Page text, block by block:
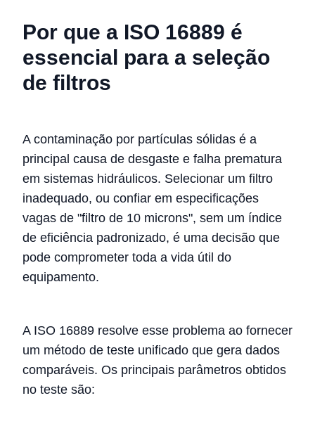
Por que a ISO 16889 é
essencial para a seleção
de filtros
A contaminação por partículas sólidas é a
principal causa de desgaste e falha prematura
em sistemas hidráulicos. Selecionar um filtro
inadequado, ou confiar em especificações
vagas de "filtro de 10 microns", sem um índice
de eficiência padronizado, é uma decisão que
pode comprometer toda a vida útil do
equipamento.
A ISO 16889 resolve esse problema ao fornecer
um método de teste unificado que gera dados
comparáveis. Os principais parâmetros obtidos
no teste são: